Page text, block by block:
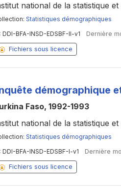
national de la statistique
Statistiques démographiques
DDI-BFA-INSD-EDSBF-II-v1 Dernière
Fichiers sous licence
démographique
Faso, 1992-1993
national de la statistique
Statistiques démographiques
DDI-BFA-INSD-EDSBF-I-v1 Dernière
Fichiers sous licence